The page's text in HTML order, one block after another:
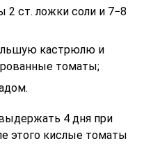
2 ст. ложки соли и 7−8
кастрюлю и
томаты;
4 дня при
этого кислые томаты